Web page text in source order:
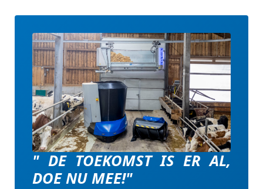
" DE TOEKOMST IS ER AL,
DOE NU MEE!"